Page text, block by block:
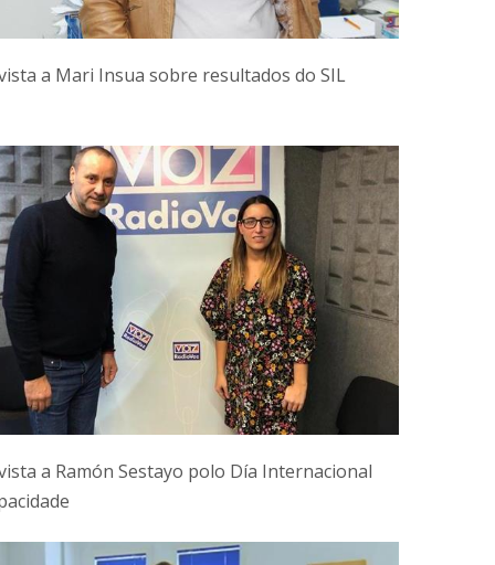
a Mari Insua sobre resultados do SIL
a Ramón Sestayo polo Día Internacional